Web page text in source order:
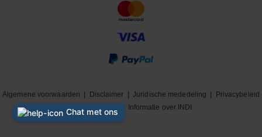
Algemene voorwaarden Disclaimer |Juridische mededeling
Privacybeleid
|
Cookiebeleid Informatie over INDI